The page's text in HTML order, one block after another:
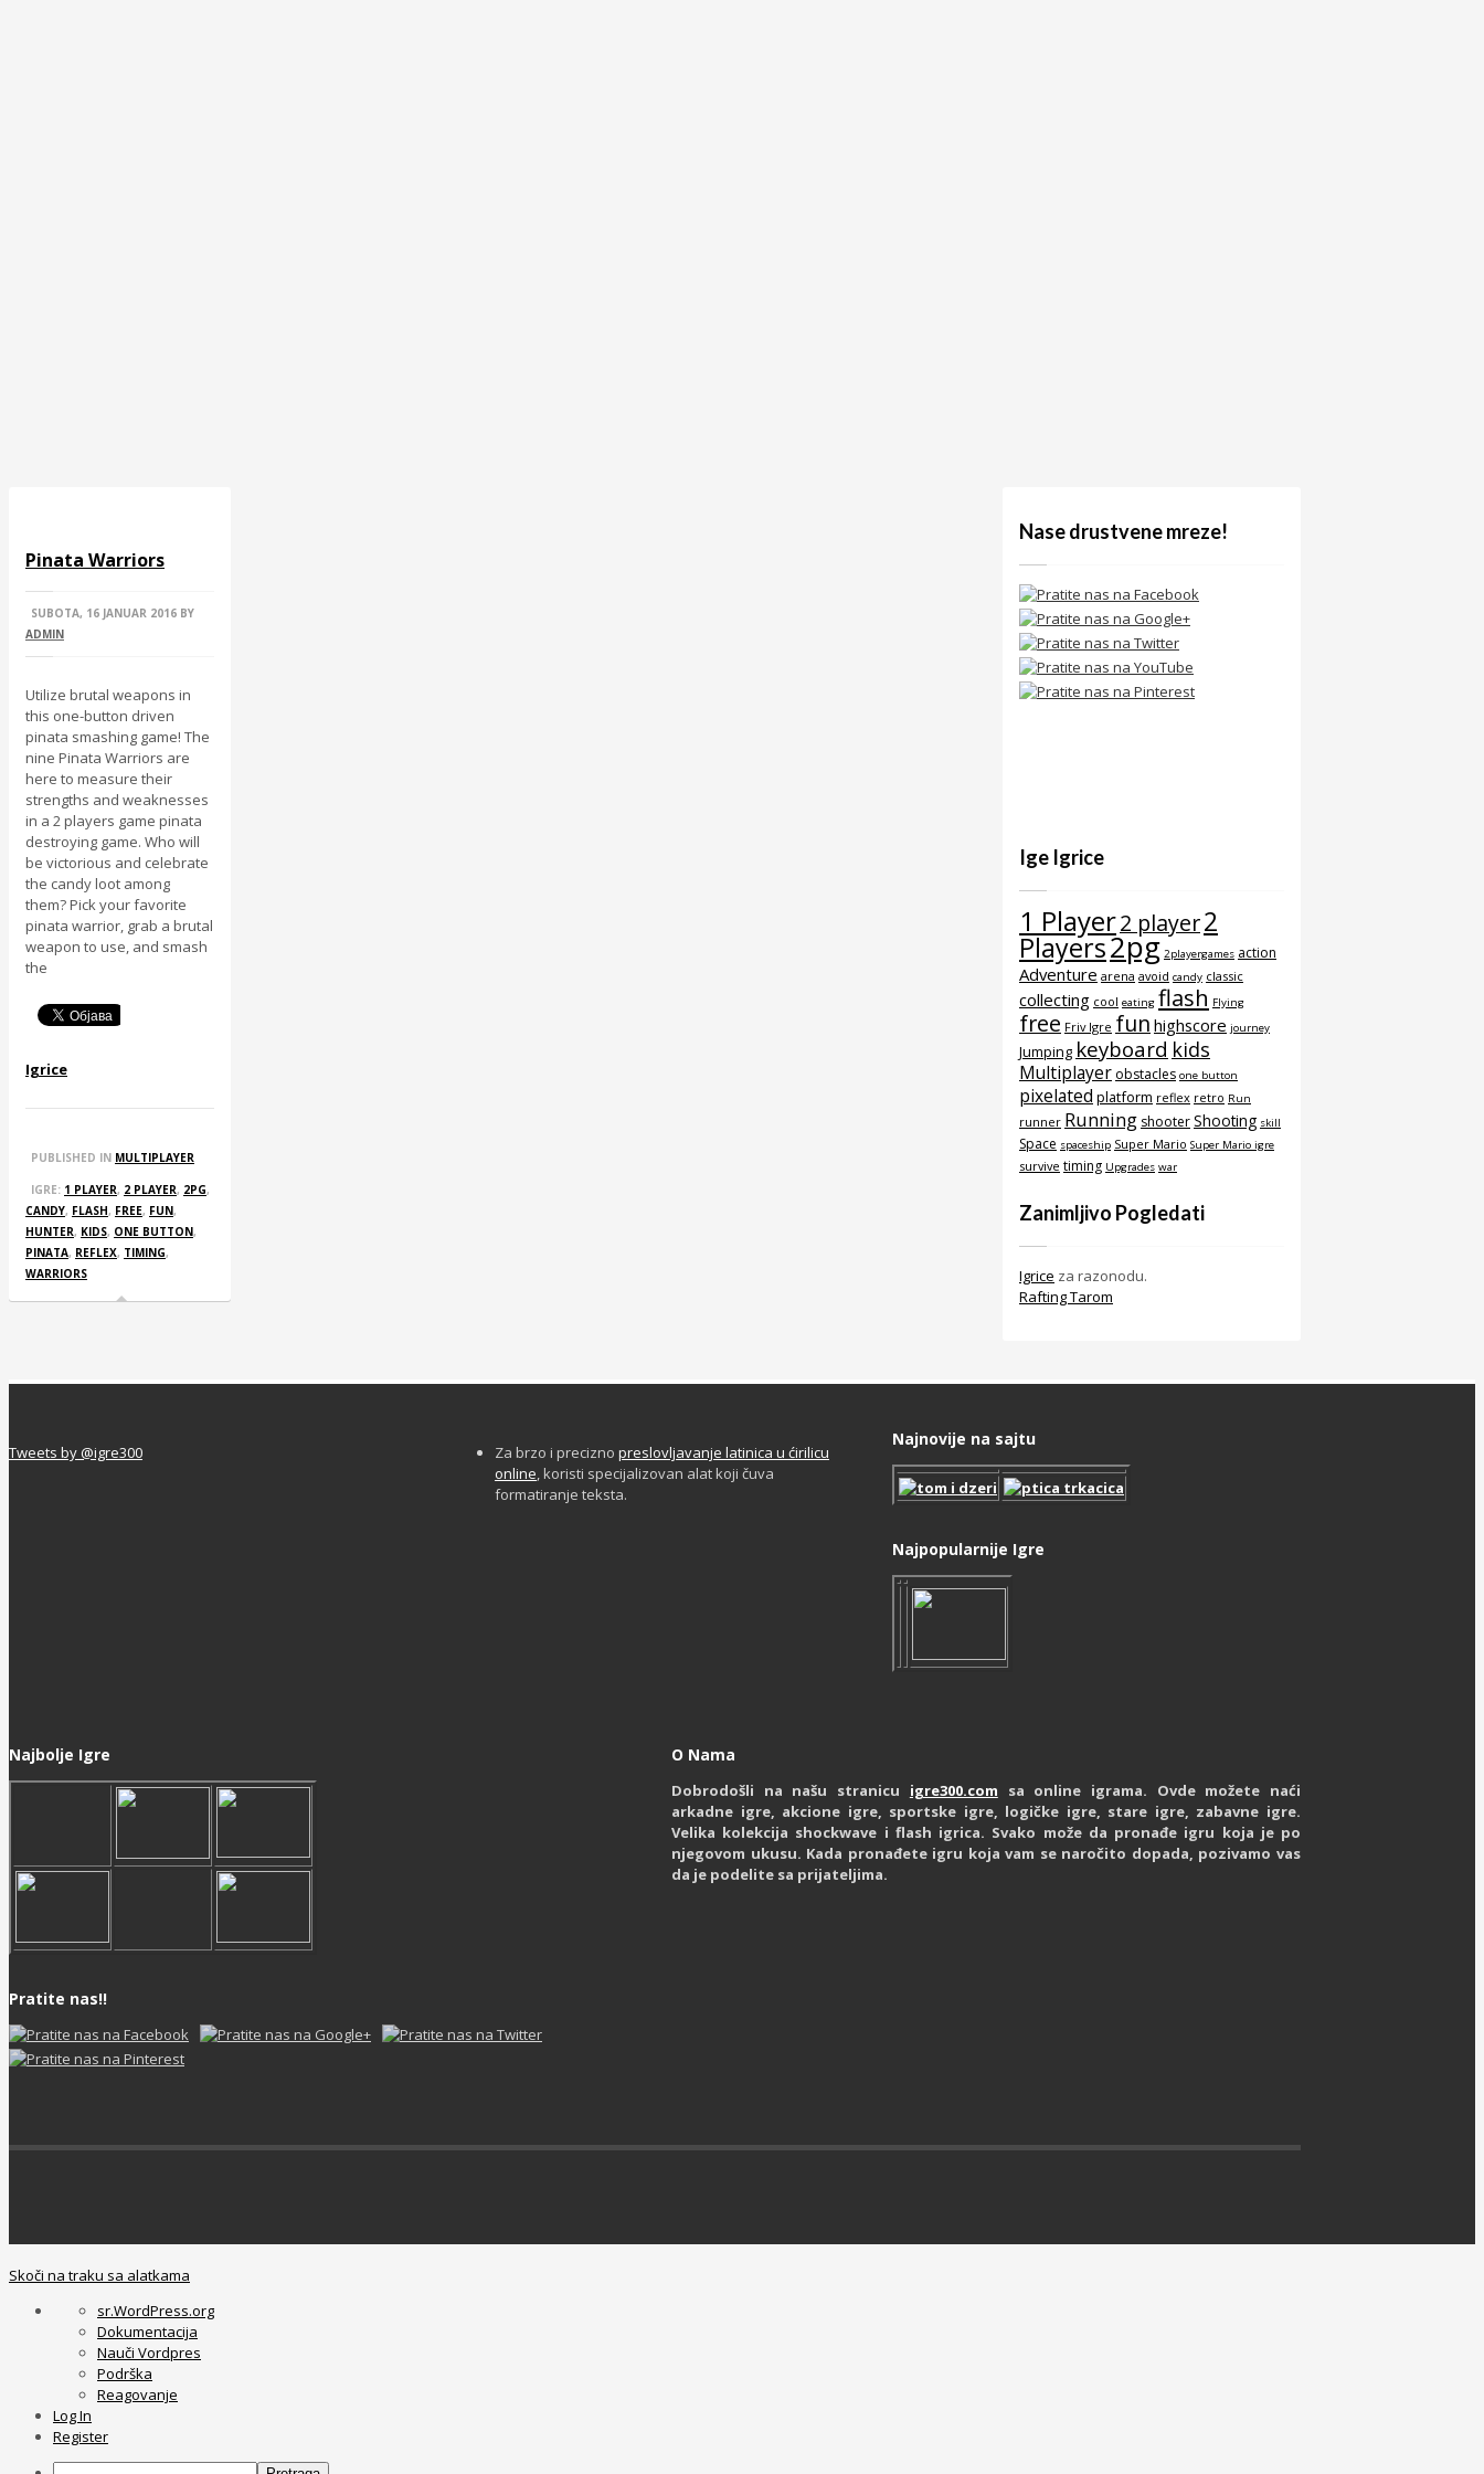
Pinata Warriors
SUBOTA, 16 JANUAR 2016 BY
ADMIN
Utilize brutal weapons in
this one-button driven
pinata smashing game! The
nine Pinata Warriors are
here to measure their
strengths and weaknesses
in a 2 players game pinata
destroying game. Who will
be victorious and celebrate
the candy loot among
them? Pick your favorite
pinata warrior, grab a brutal
weapon to use, and smash
the
Igrice
PUBLISHED IN MULTIPLAYER
IGRE: 1 PLAYER, 2 PLAYER, 2PG,
CANDY, FLASH, FREE, FUN,
HUNTER, KIDS, ONE BUTTON,
PINATA, REFLEX, TIMING,
WARRIORS
Nase drustvene mreze!
Ige Igrice
1 Player2 player2
Players2pg 2playergames action
Adventure arena avoid candy classic
collecting cool eating flash Flying
free Friv Igre fun highscore journey
Jumping keyboard kids
Multiplayer obstacles one button
pixelated platform reflex retro Run
runner Running shooterShooting skill
Space spaceship Super Mario Super Mario igre
survive timing Upgrades war
Zanimljivo Pogledati
Igrice za razonodu.
Rafting Tarom
Tweets by @igre300 Za brzo i precizno preslovljavanje latinica u ćirilicu
online, koristi specijalizovan alat koji čuva
formatiranje teksta.
Najnovije na sajtu
Najpopularnije Igre
Najbolje Igre
Pratite nas!!
O Nama
Dobrodošli na našu stranicu igre300.com sa online igrama. Ovde možete naći
arkadne igre, akcione igre, sportske igre, logičke igre, stare igre, zabavne igre.
Velika kolekcija shockwave i flash igrica. Svako može da pronađe igru koja je po
njegovom ukusu. Kada pronađete igru koja vam se naročito dopada, pozivamo vas
da je podelite sa prijateljima.
Skoči na traku sa alatkama
sr.WordPress.org
Dokumentacija
Nauči Vordpres
Podrška
Reagovanje
Log In
Register